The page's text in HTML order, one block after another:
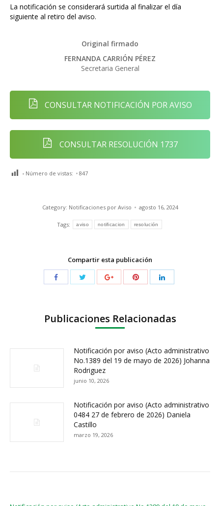
La notificación se considerará surtida al finalizar el día
siguiente al retiro del aviso.
Original firmado
FERNANDA CARRIÓN PÉREZ
Secretaria General
CONSULTAR NOTIFICACIÓN POR AVISO
CONSULTAR RESOLUCIÓN 1737
Número de vistas: 847
Category: Notificaciones por Aviso agosto 16, 2024
Tags: aviso notificacion resolución
Compartir esta publicación
Publicaciones Relacionadas
Notificación por aviso (Acto administrativo
No.1389 del 19 de mayo de 2026) Johanna
Rodriguez
junio 10, 2026
Notificación por aviso (Acto administrativo
0484 27 de febrero de 2026) Daniela
Castillo
marzo 19, 2026